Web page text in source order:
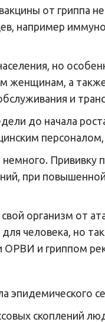
от гриппа
например
но
женщинам, а
и
до начала
при
организм от
человека, но
и гриппом
эпидемического
скоплений